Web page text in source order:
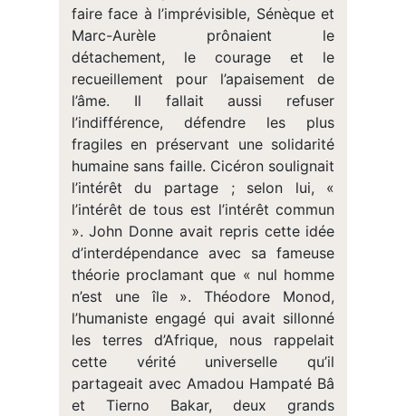
faire face à l’imprévisible, Sénèque et
Marc-Aurèle prônaient le
détachement, le courage et le
recueillement pour l’apaisement de
l’âme. Il fallait aussi refuser
l’indifférence, défendre les plus
fragiles en préservant une solidarité
humaine sans faille. Cicéron soulignait
l’intérêt du partage ; selon lui, «
l’intérêt de tous est l’intérêt commun
». John Donne avait repris cette idée
d’interdépendance avec sa fameuse
théorie proclamant que « nul homme
n’est une île ». Théodore Monod,
l’humaniste engagé qui avait sillonné
les terres d’Afrique, nous rappelait
cette vérité universelle qu’il
partageait avec Amadou Hampaté Bâ
et Tierno Bakar, deux grands